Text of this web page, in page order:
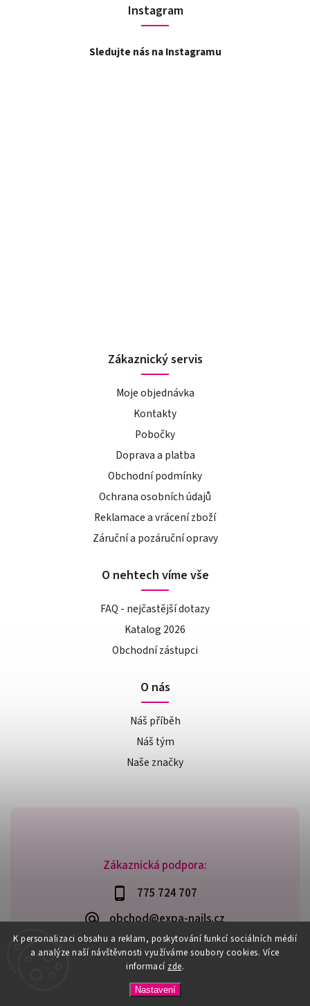
K personalizaci obsahu a reklam, poskytování funkcí sociálních médií
a analýze naší návštěvnosti využíváme soubory cookies. Více
informací zde.
Nastavení
Zákaznická podpora:
775 724 707
obchod@expa-nails.cz
Instagram
Sledujte nás na Instagramu
Zákaznický servis
Moje objednávka
Kontakty
Pobočky
Doprava a platba
Obchodní podmínky
Ochrana osobních údajů
Reklamace a vrácení zboží
Záruční a pozáruční opravy
O nehtech víme vše
FAQ - nejčastější dotazy
Katalog 2026
Obchodní zástupci
O nás
Náš příběh
Náš tým
Naše značky
Expanails.cz. Všechna práva vyhrazena.
Upravit nastavení cookies